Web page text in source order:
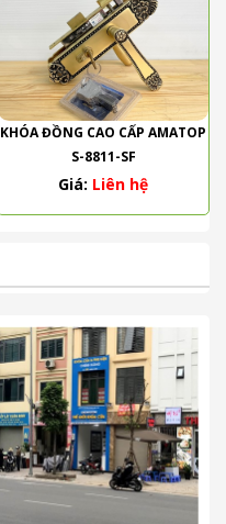
KHÓA ĐỒNG CAO CẤP AMATOP
S-8811-SF
Giá: Liên hệ